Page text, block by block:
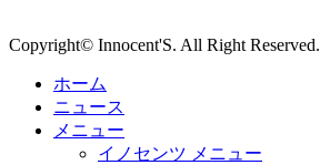
Copyright© Innocent'S. All Right Reserved.
ホーム
ニュース
メニュー
イノセンツ メニュー